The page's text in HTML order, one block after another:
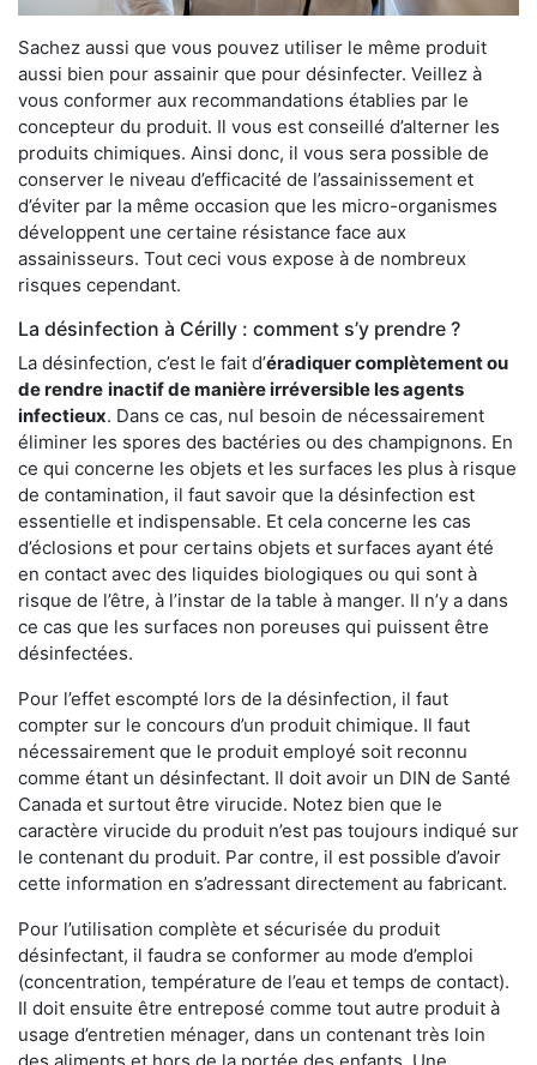
Sachez aussi que vous pouvez utiliser le même produit
aussi bien pour assainir que pour désinfecter. Veillez à
vous conformer aux recommandations établies par le
concepteur du produit. Il vous est conseillé d’alterner les
produits chimiques. Ainsi donc, il vous sera possible de
conserver le niveau d’efficacité de l’assainissement et
d’éviter par la même occasion que les micro-organismes
développent une certaine résistance face aux
assainisseurs. Tout ceci vous expose à de nombreux
risques cependant.
La désinfection à Cérilly : comment s’y prendre ?
La désinfection, c’est le fait d’éradiquer complètement ou
de rendre inactif de manière irréversible les agents
infectieux. Dans ce cas, nul besoin de nécessairement
éliminer les spores des bactéries ou des champignons. En
ce qui concerne les objets et les surfaces les plus à risque
de contamination, il faut savoir que la désinfection est
essentielle et indispensable. Et cela concerne les cas
d’éclosions et pour certains objets et surfaces ayant été
en contact avec des liquides biologiques ou qui sont à
risque de l’être, à l’instar de la table à manger. II n’y a dans
ce cas que les surfaces non poreuses qui puissent être
désinfectées.
Pour l’effet escompté lors de la désinfection, il faut
compter sur le concours d’un produit chimique. Il faut
nécessairement que le produit employé soit reconnu
comme étant un désinfectant. Il doit avoir un DIN de Santé
Canada et surtout être virucide. Notez bien que le
caractère virucide du produit n’est pas toujours indiqué sur
le contenant du produit. Par contre, il est possible d’avoir
cette information en s’adressant directement au fabricant.
Pour l’utilisation complète et sécurisée du produit
désinfectant, il faudra se conformer au mode d’emploi
(concentration, température de l’eau et temps de contact).
Il doit ensuite être entreposé comme tout autre produit à
usage d’entretien ménager, dans un contenant très loin